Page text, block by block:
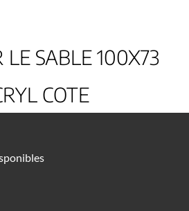
LE SABLE 100X73
COTE